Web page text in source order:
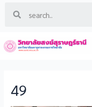
49